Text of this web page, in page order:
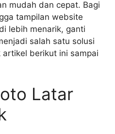
mudah dan cepat. Bagi
tampilan website
lebih menarik, ganti
salah satu solusi
berikut ini sampai
Latar